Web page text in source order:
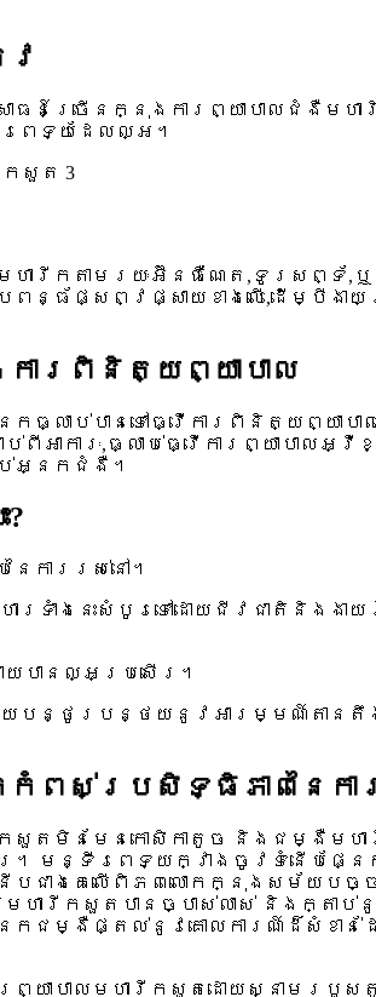
វ
ច្រើនក្នុងការព្យាបាលជំងឺមហារី
េទ្យដែលល្អ។
ារីកតាមរយៈអ៊ីនធឺណែត,ទូរសព្ទ័,
ន្ធ័ផ្សព្វផ្សាយខាងលើ,ដើម្បីង
ារពិនិត្យព្យាបាល
លាប់បានទៅធ្វើការពិនិត្យព្យាបា
អាការៈ,ធ្លាប់ធ្វើការព្យាបាល
ប់អ្នកជំងឺ។
ការរស់នៅ។
ទាំងនេះសំបូរទៅដោយជីវជាតិនិងងាយ
យបានល្អប្រសើរ។
បន្ថូរបន្ថយនូវអារម្មណ៍តានតឹ
កំពស់ប្រសិទ្ធិភាពនៃកា
សួតមិនមែនកោសិកាតូច និងជម្ងឺមហ
ដែរ។ មន្ទីរពេទ្យក្វាងចូវទំនើបផ្
បជាងគេលើពិភពលោកក្នុងសម័យប
ងឺមហារីកសួតបានច្បាស់លាស់ និងក្
ផ្តល់នូវគោលការណ៍ដ៏សំខាន់ដែល
ព្យាបាលមហារីកសួតដោយស្នាមរបួស